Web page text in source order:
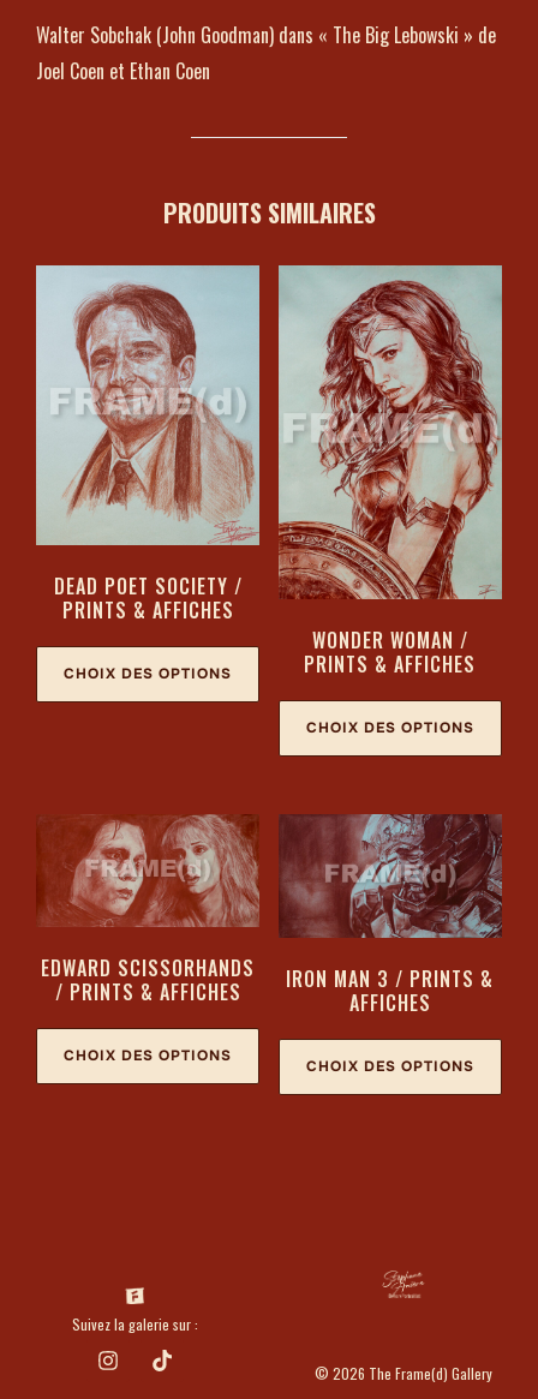
Walter Sobchak (John Goodman) dans « The Big Lebowski » de
Joel Coen et Ethan Coen
PRODUITS SIMILAIRES
DEAD POET SOCIETY /
PRINTS & AFFICHES
CHOIX DES OPTIONS
WONDER WOMAN /
PRINTS & AFFICHES
CHOIX DES OPTIONS
EDWARD SCISSORHANDS
/ PRINTS & AFFICHES
CHOIX DES OPTIONS
IRON MAN 3 / PRINTS &
AFFICHES
CHOIX DES OPTIONS
Suivez la galerie sur :
© 2026 The Frame(d) Gallery